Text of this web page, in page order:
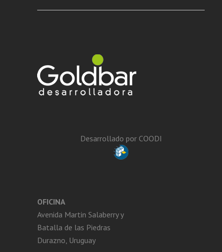
Desarrollado por COODI
OFICINA
Avenida Martin Salaberry y
Batalla de las Piedras
Durazno, Uruguay